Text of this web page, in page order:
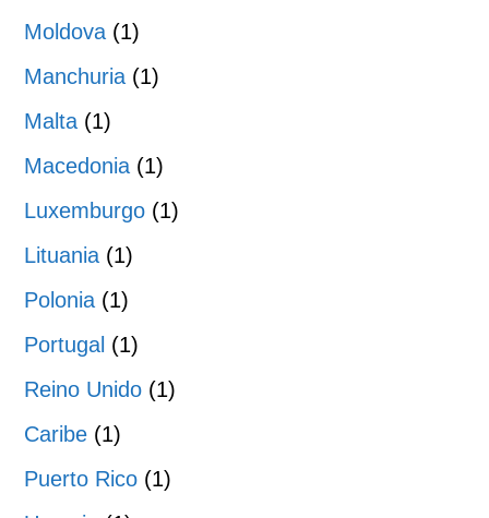
Moldova (1)
Manchuria (1)
Malta (1)
Macedonia (1)
Luxemburgo (1)
Lituania (1)
Polonia (1)
Portugal (1)
Reino Unido (1)
Caribe (1)
Puerto Rico (1)